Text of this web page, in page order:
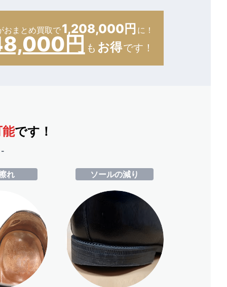
おまとめ買取で1,208,000円 に！
円 も お得です！
です！
-
れ ソールの減り